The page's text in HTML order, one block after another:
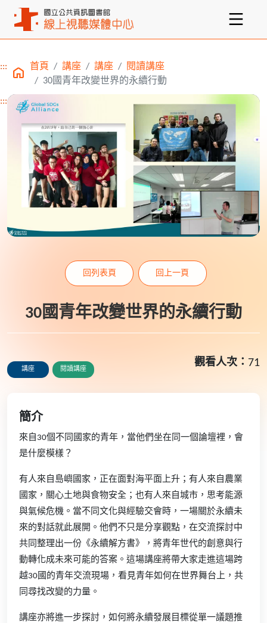
主要內容區塊
::: 首頁 講座 講座
閱讀講座
30國青年改變世界的永續行動
:::
30國青年改變世界的永續行動
回列表頁 回上一頁
講座 閱讀講座
觀看人次： 71
簡介
來自30個不同國家的青年，當他們坐在同一個論壇裡，會
是什麼模樣？
有人來自島嶼國家，正在面對海平面上升；有人來自農業
國家，關心土地與食物安全；也有人來自城市，思考能源
與氣候危機。當不同文化與經驗交會時，一場關於永續未
來的對話就此展開。他們不只是分享觀點，在交流探討中
共同整理出一份《永續解方書》，將青年世代的創意與行
動轉化成未來可能的答案。這場講座將帶大家走進這場跨
越30國的青年交流現場，看見青年如何在世界舞台上，共
同尋找改變的力量。
講座亦將進一步探討，如何將永續發展目標從單一議題推